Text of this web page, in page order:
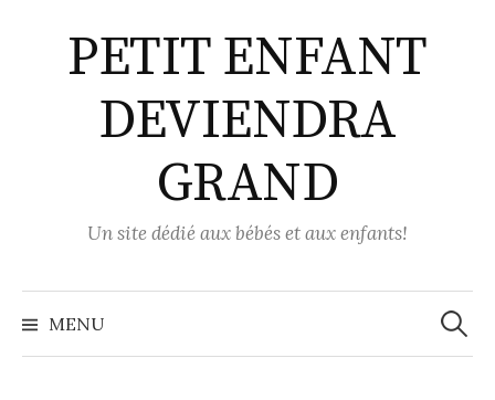
contenuPETIT ENFANT
DEVIENDRA
GRAND
Un site dédié aux bébés et aux enfants!
MENU